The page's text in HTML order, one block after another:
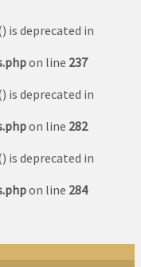
is deprecated in
on line 237
is deprecated in
on line 282
is deprecated in
on line 284